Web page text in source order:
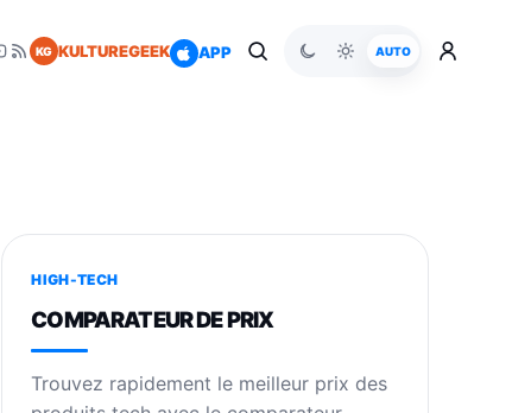
KG KULTUREGEEK APP AUTO
HIGH-TECH
COMPARATEUR DE PRIX
Trouvez rapidement le meilleur prix des